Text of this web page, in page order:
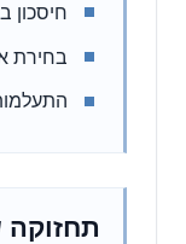
חיסכון
בחירת